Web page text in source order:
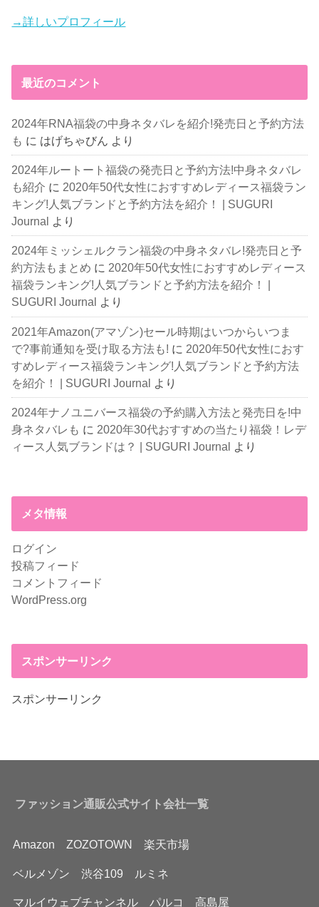
→詳しいプロフィール
最近のコメント
2024年RNA福袋の中身ネタバレを紹介!発売日と予約方法
も に はげちゃびん より
2024年ルートート福袋の発売日と予約方法!中身ネタバレ
も紹介 に 2020年50代女性におすすめレディース福袋ラン
キング!人気ブランドと予約方法を紹介！ | SUGURI
Journal より
2024年ミッシェルクラン福袋の中身ネタバレ!発売日と予
約方法もまとめ に 2020年50代女性におすすめレディース
福袋ランキング!人気ブランドと予約方法を紹介！ |
SUGURI Journal
より
2021年Amazon(アマゾン)セール時期はいつからいつま
で?事前通知を受け取る方法も! に 2020年50代女性におす
すめレディース福袋ランキング!人気ブランドと予約方法
を紹介！ | SUGURI Journal より
2024年ナノユニバース福袋の予約購入方法と発売日を!中
身ネタバレも に 2020年30代おすすめの当たり福袋！レデ
ィース人気ブランドは？ | SUGURI Journal
より
メタ情報
ログイン
投稿フィード
コメントフィード
WordPress.org
スポンサーリンク
スポンサーリンク
ファッション通販公式サイト会社一覧
Amazon ZOZOTOWN 楽天市場
ベルメゾン 渋谷109 ルミネ
マルイウェブチャンネル パルコ 高島屋